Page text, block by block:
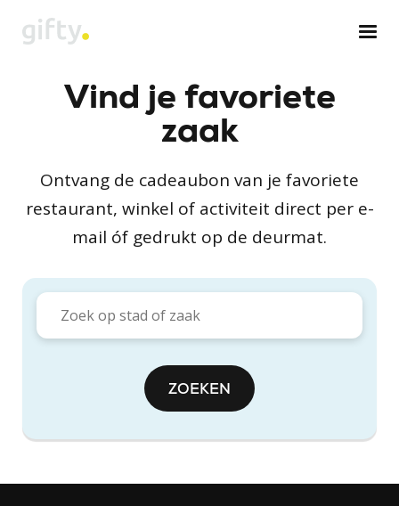
Vind je favoriete
zaak
Ontvang de cadeaubon van je favoriete
restaurant, winkel of activiteit direct per e-
mail óf gedrukt op de deurmat.
ZOEKEN